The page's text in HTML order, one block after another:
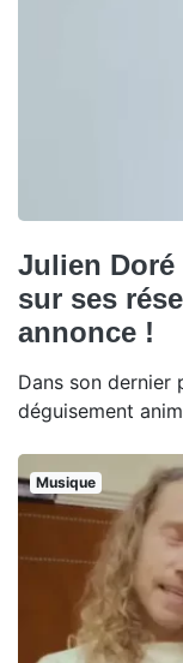
Julien
sur ses
annonce !
Dans son
déguisement
Musique